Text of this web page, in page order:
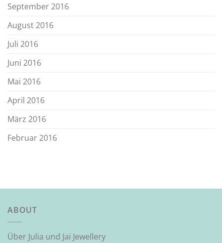
September 2016
August 2016
Juli 2016
Juni 2016
Mai 2016
April 2016
März 2016
Februar 2016
ABOUT
Über Julia und Jai Jewellery